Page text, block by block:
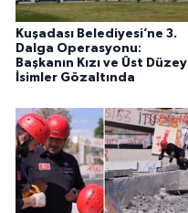
Kuşadası Belediyesi’ne 3.
Dalga Operasyonu:
Başkanın Kızı ve Üst Düzey
İsimler Gözaltında